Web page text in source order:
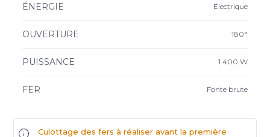
ÉNERGIE Électrique
OUVERTURE 180°
PUISSANCE 1 400 W
FER Fonte brute
Culottage des fers à réaliser avant la première